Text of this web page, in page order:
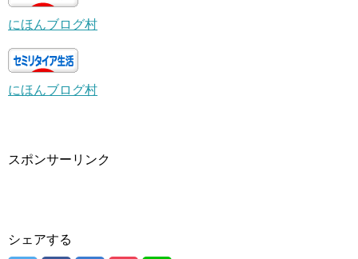
にほんブログ村
にほんブログ村
スポンサーリンク
シェアする